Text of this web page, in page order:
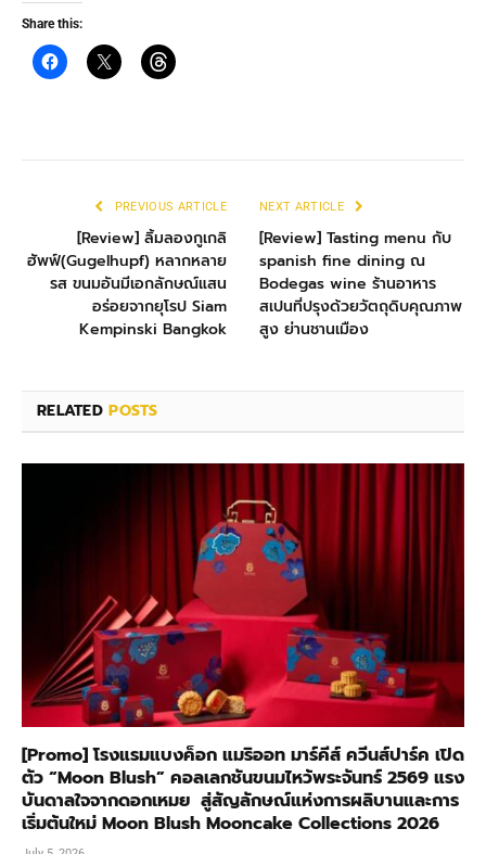
Share this:
PREVIOUS ARTICLE
[Review] ลิ้มลองกูเกลิ
ฮัพฟ์(Gugelhupf) หลากหลาย
รส ขนมอันมีเอกลักษณ์แสน
อร่อยจากยุโรป Siam
Kempinski Bangkok
NEXT ARTICLE
[Review] Tasting menu กับ
spanish fine dining ณ
Bodegas wine ร้านอาหาร
สเปนที่ปรุงด้วยวัตถุดิบคุณภาพ
สูง ย่านชานเมือง
RELATEDPOSTS
[Promo] โรงแรมแบงค็อก แมริออท มาร์คีส์ ควีนส์ปาร์ค เปิด
ตัว “Moon Blush” คอลเลกชันขนมไหว้พระจันทร์ 2569 แรง
บันดาลใจจากดอกเหมย สู่สัญลักษณ์แห่งการผลิบานและการ
เริ่มต้นใหม่ Moon Blush Mooncake Collections 2026